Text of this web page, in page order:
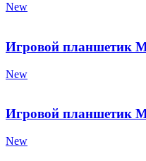
New
Игровой планшетик
New
Игровой планшетик
New